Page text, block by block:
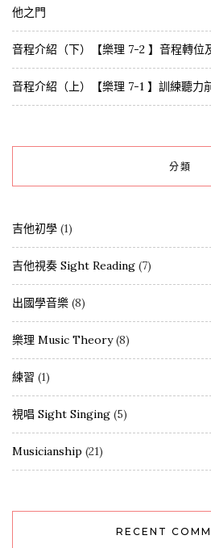
他之門
音程介紹（下）【樂理 7-2 】音程轉位
音程介紹（上）【樂理 7-1 】訓練聽力
分類
吉他初學 (1)
吉他視奏 Sight Reading (7)
出國學音樂 (8)
樂理 Music Theory(8)
練習 (1)
視唱 Sight Singing (5)
Musicianship (21)
RECENT